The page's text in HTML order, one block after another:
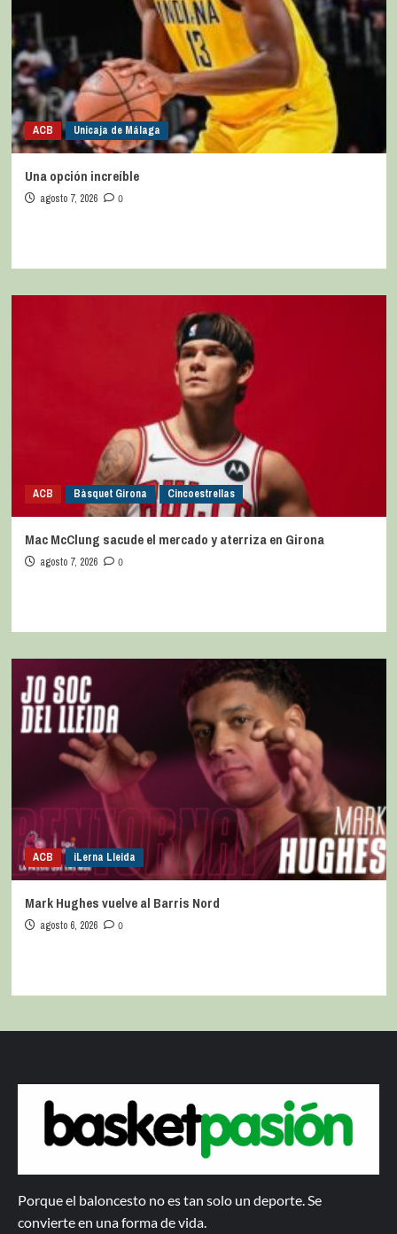
ACB Unicaja de Málaga
Una opción increíble
agosto 7, 2026 0
ACB Bàsquet Girona Cincoestrellas
Mac McClung sacude el mercado y aterriza en Girona
agosto 7, 2026 0
ACB iLerna Lleida
Mark Hughes vuelve al Barris Nord
agosto 6, 2026 0
Porque el baloncesto no es tan solo un deporte. Se
convierte en una forma de vida.